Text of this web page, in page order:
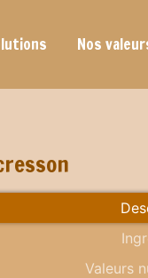
Nos
Valeurs